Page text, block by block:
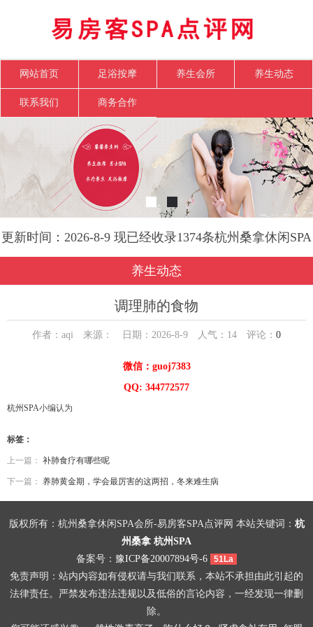
网站首页 足浴按摩 养生会所 养生动态
联系我们 商务合作
更新时间：2026-8-9 现已经收录1374条杭州桑拿休闲SPA
会所-易房客SPA点评网信息
养生动态
调理肺的食物
作者：aqi 来源： 日期：2026-8-9 人气： 14 评论： 0
微信：guoj7383
QQ: 344772577
杭州SPA小编认为
标签：
上一篇： 补肺食疗有哪些呢
下一篇： 养肺黄金期，学会最厉害的这两招，冬来难生病
版权所有：杭州桑拿休闲SPA会所-易房客SPA点评网 本站关键词： 杭
州桑拿 杭州SPA
备案号： 豫ICP备20007894号-6 51La
免责声明：站内内容如有侵权请与我们联系，本站不承担由此引起的
法律责任。严禁发布违法违规以及低俗的言论内容，一经发现一律删
除。